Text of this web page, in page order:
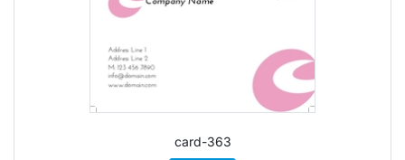
card-363